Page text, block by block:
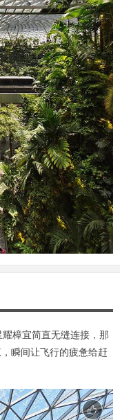
樟宜简直无缝连接，那
瞬间让飞行的疲惫给赶